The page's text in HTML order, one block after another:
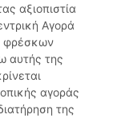
αξιοπιστία
Αγορά
φρέσκων
αυτής της
αγοράς
της